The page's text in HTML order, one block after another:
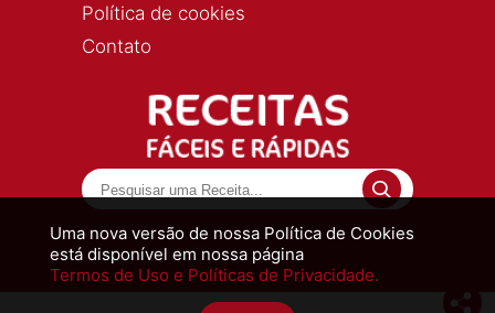
Uma nova versão de nossa Política de Cookies
está disponível em nossa página
Termos de Uso e Políticas de Privacidade.
Política de cookies
Contato